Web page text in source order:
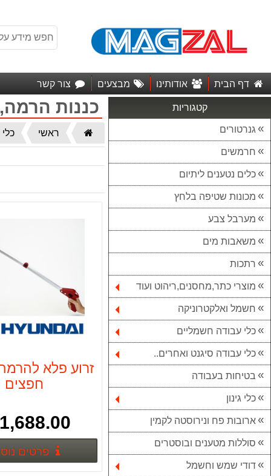
דף הבית אודותינו מבצעים צור קשר
קטגוריות
גנרטורים
חרמשים
כלים נטענים ליתיום
מכונות שטיפה בלחץ
מערבל צבע
משאבות מים
רתכות
מוצרי כתר,מחסנים,ריהוט ועוד
חשמל ואלקטרוניקה
כלי עבודה חשמליים
כלי עבודה סיגנט ואחרים..
בטיחות בעבודה
כלי גינון
ארובות פח ונירוסטה לקמין
סוללות מטענים ובוסטרים
דודי שמש וחשמל
כננות
דף
הבית
ראשי
זרוע פלא
חפצים
₪
פרטים